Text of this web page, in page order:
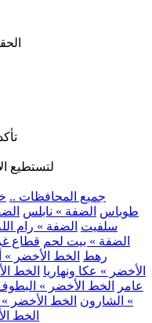
لتستطيع
.. جميع المحافظات ..
طوباس الضفة » نابلس
سلفيت الضفة » رام
الضفة » بيت لحم قطاع
رهط الخط الأخضر »
الأخضر » عكا ونهاريا الخط
عامر
الخط الأخضر »
» الشارون الخط الأخضر
الخط